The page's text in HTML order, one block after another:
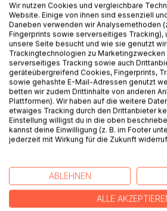
BESCHREIBUNG
Einmal Punk, immer Punk! Diese
bedeutet frei, laut und anders zu sein.
Punk zelebriert Sex, Drogen,
ein für Freiheit und
Diskriminierung, Ausgrenzung oder
Doch wie würde dieses Bedürfnis
aussehen? Wie (über)lebt ein Alien-
Welt, in welcher das Staatssystem
welches Klopapier gekauft und wann
Wie funktioniert eine Welt, die sich
Wir nutzen Cookies und vergleichbare
Website. Einige von ihnen sind essenziell
Daneben verwenden wir Analysemethoden
Fingerprints sowie serverseitiges Tracking),
unsere Seite besucht und wie sie genutzt
Trackingtechnologien zu Marketingzwecken
serverseitiges Tracking sowie auch
geräteübergreifend Cookies, Fingerprints,
sowie gehashte E-Mail-Adressen genutzt
betten wir zudem Drittinhalte von anderen
Plattformen). Wir haben auf die weitere
etwaiges Tracking durch den Drittanbieter
Einstellung willigst du in die oben
kannst deine Einwilligung (z. B. im Footer
jederzeit mit Wirkung für die Zukunft
ABLEHNEN
ALLE